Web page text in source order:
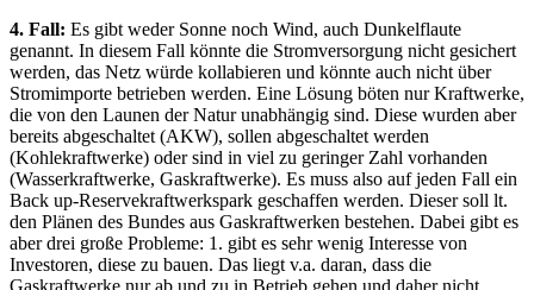
4. Fall: Es gibt weder Sonne noch Wind, auch Dunkelflaute
genannt. In diesem Fall könnte die Stromversorgung nicht gesichert
werden, das Netz würde kollabieren und könnte auch nicht über
Stromimporte betrieben werden. Eine Lösung böten nur Kraftwerke,
die von den Launen der Natur unabhängig sind. Diese wurden aber
bereits abgeschaltet (AKW), sollen abgeschaltet werden
(Kohlekraftwerke) oder sind in viel zu geringer Zahl vorhanden
(Wasserkraftwerke, Gaskraftwerke). Es muss also auf jeden Fall ein
Back up-Reservekraftwerkspark geschaffen werden. Dieser soll lt.
den Plänen des Bundes aus Gaskraftwerken bestehen. Dabei gibt es
aber drei große Probleme: 1. gibt es sehr wenig Interesse von
Investoren, diese zu bauen. Das liegt v.a. daran, dass die
Gaskraftwerke nur ab und zu in Betrieb gehen und daher nicht